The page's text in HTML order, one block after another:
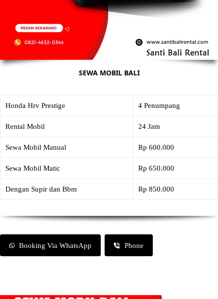
SEWA MOBIL BALI
Honda Hrv Prestige 4 Penumpang
Rental Mobil 24 Jam
Sewa Mobil Manual Rp 600.000
Sewa Mobil Matic Rp 650.000
Dengan Supir dan Bbm Rp 850.000
Booking Via WhatsApp Phone